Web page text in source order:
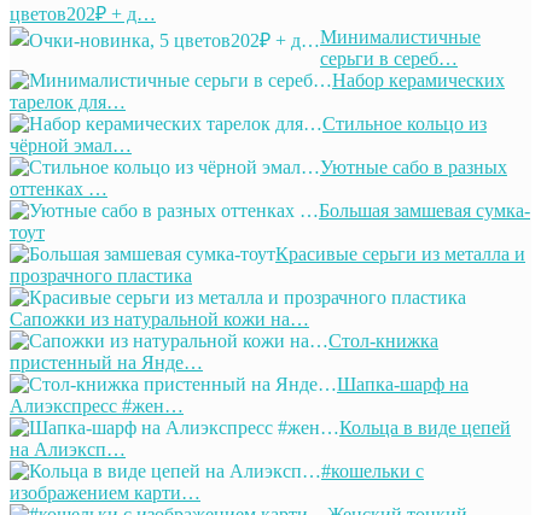
цветов202₽ + д…
Минималистичные
серьги в сереб…
Набор керамических
тарелок для…
Стильное кольцо из
чёрной эмал…
Уютные сабо в разных
оттенках …
Большая замшевая сумка-
тоут
Красивые серьги из металла и
прозрачного пластика
Сапожки из натуральной кожи на…
Стол-книжка
пристенный на Янде…
Шапка-шарф на
Алиэкспресс #жен…
Кольца в виде цепей
на Алиэксп…
#кошельки с
изображением карти…